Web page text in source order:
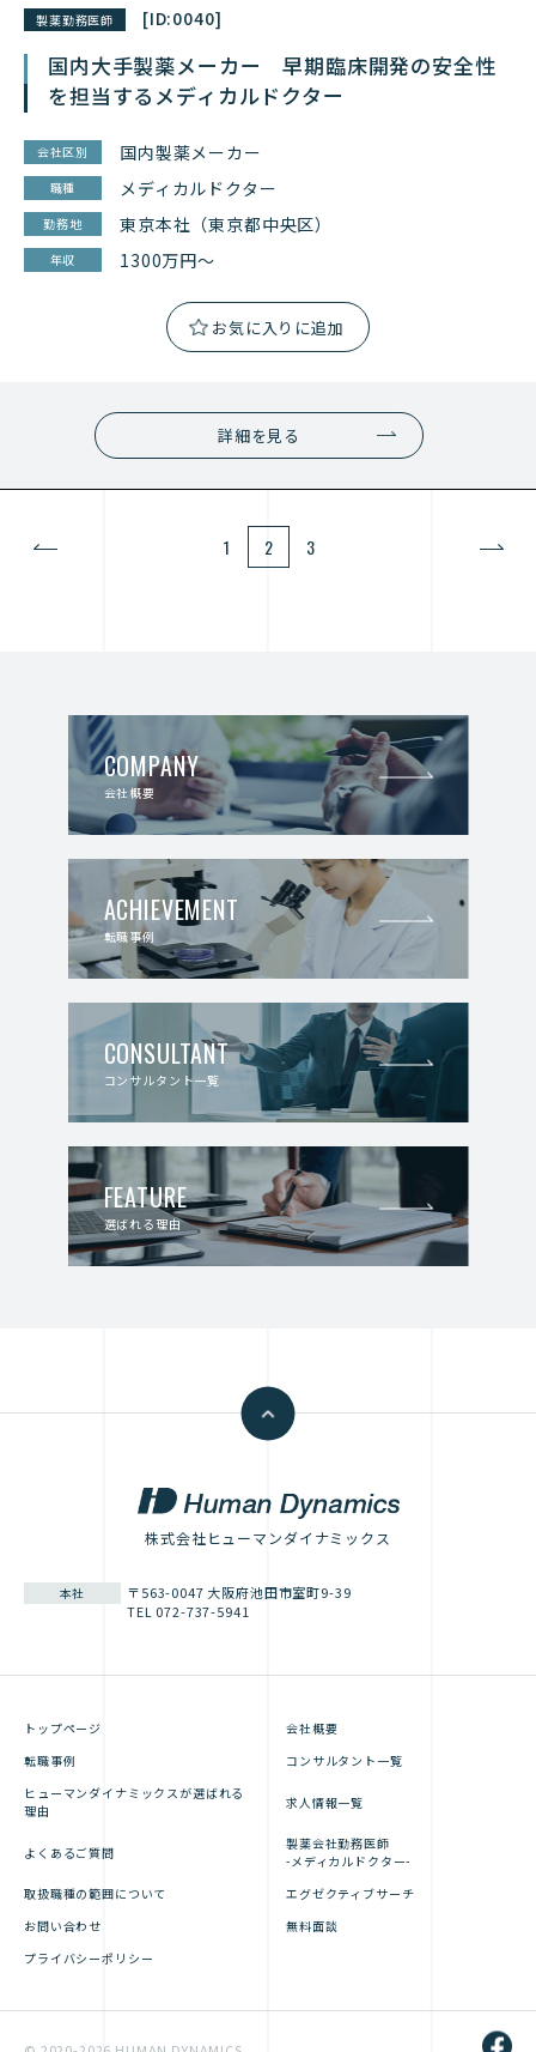
製薬勤務医師 [ID:0040]
国内大手製薬メーカー 早期臨床開発の安全性
を担当するメディカルドクター
会社区別 国内製薬メーカー
職種 メディカルドクター
勤務地 東京本社（東京都中央区）
年収 1300万円～
詳細を見る
1 2 3
COMPANY
会社概要
ACHIEVEMENT
転職事例
CONSULTANT
コンサルタント一覧
FEATURE
選ばれる理由
株式会社ヒューマンダイナミックス
本社
〒563-0047 大阪府池田市室町9-39
TEL 072-737-5941
トップページ
会社概要
転職事例
コンサルタント一覧
ヒューマンダイナミックスが選ばれる
理由
求人情報一覧
よくあるご質問
製薬会社勤務医師
-メディカルドクター-
取扱職種の範囲について
エグゼクティブサーチ
お問い合わせ
無料面談
プライバシーポリシー